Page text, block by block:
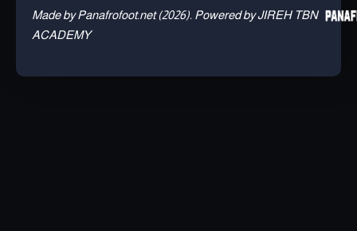
Made by Panafrofoot.net (2026). Powered by JIREH TBN
ACADEMY